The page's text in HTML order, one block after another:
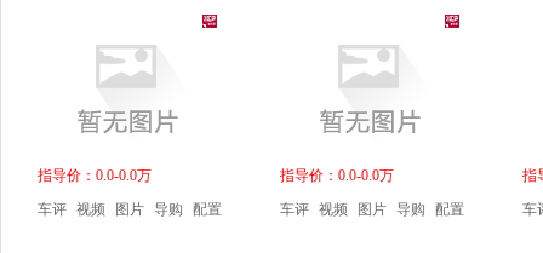
指导价：0.0-0.0万
车评 视频 图片 导购 配置
指导价：0.0-0.0万
车评 视频 图片 导购 配置
指
车